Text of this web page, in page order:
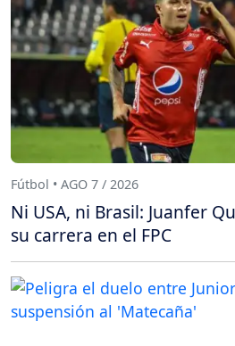
Fútbol • AGO 7 / 2026
Ni USA, ni Brasil: Juanfer
su carrera en el FPC